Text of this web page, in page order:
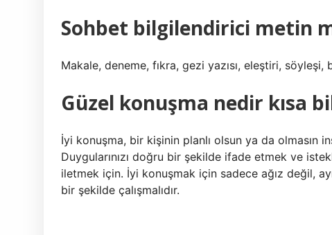
Sohbet bilgilendirici metin
Makale, deneme, fıkra, gezi yazısı, eleştiri,
Güzel konuşma nedir kısa
İyi konuşma, bir kişinin planlı olsun ya da
Duygularınızı doğru bir şekilde ifade etmek ve
iletmek için. İyi konuşmak için sadece ağız değil,
bir şekilde çalışmalıdır.